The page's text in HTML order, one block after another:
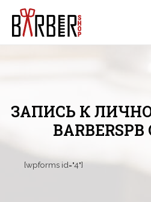
ЗАПИСЬ К
[wpforms id="4"]